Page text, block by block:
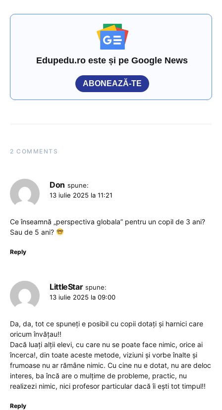
Edupedu.ro este și pe Google News
ABONEAZĂ-TE
2 COMMENTS
Don spune:
13 iulie 2025 la 11:21
Ce înseamnă „perspectiva globala” pentru un copil de 3 ani?
Sau de 5 ani?
Reply
LittleStar spune:
13 iulie 2025 la 09:00
Da, da, tot ce spuneți e posibil cu copii dotați și harnici care
oricum învățau!!
Dacă luați alții elevi, cu care nu se poate face nimic, orice ai
încerca!, din toate aceste metode, viziuni și vorbe înalte și
frumoase nu ar rămâne nimic. Cu cine nu e dotat, nu are deloc
interes, ba încă are o mulțime de probleme, practic, nu
realizezi nimic, nici profesor particular dacă îi ești tot timpul!!
Reply